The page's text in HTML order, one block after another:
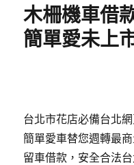
木柵機車借
簡單愛未上
台北市花店必備台北
簡單愛車替您週轉最
留車借款，安全合法